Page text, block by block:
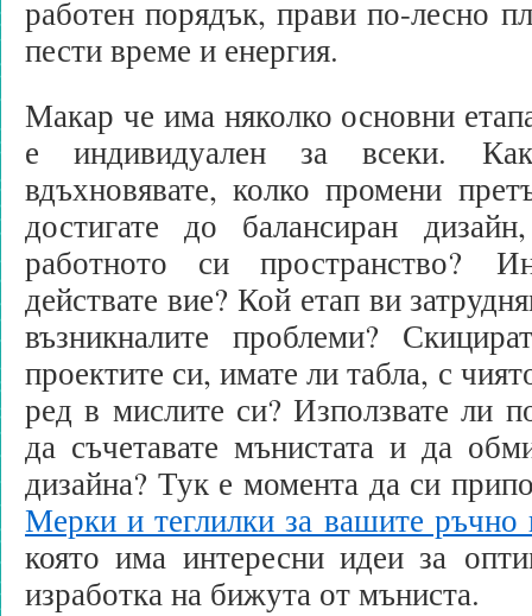
работен порядък, прави по-лесно
пести време и енергия.
Макар че има няколко основни
е индивидуален за всеки.
вдъхновявате, колко промени
достигате до балансиран
работното си пространство?
действате вие? Кой етап ви
възникналите проблеми?
проектите си, имате ли табла, с
ред в мислите си? Използвате ли
да съчетавате мънистата и да
дизайна? Тук е момента да си
Мерки и теглилки за вашите ръчно
която има интересни идеи за
изработка на бижута от мъниста.